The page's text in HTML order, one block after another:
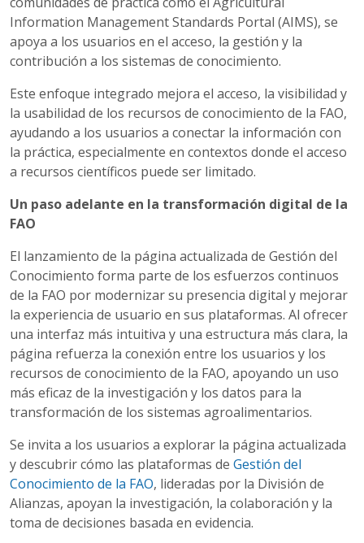
Information Management Standards Portal (AIMS), se
apoya a los usuarios en el acceso, la gestión y la
contribución a los sistemas de conocimiento.
Este enfoque integrado mejora el acceso, la visibilidad y
la usabilidad de los recursos de conocimiento de la FAO,
ayudando a los usuarios a conectar la información con
la práctica, especialmente en contextos donde el acceso
a recursos científicos puede ser limitado.
Un paso adelante en la transformación digital de la
FAO
El lanzamiento de la página actualizada de Gestión del
Conocimiento forma parte de los esfuerzos continuos
de la FAO por modernizar su presencia digital y mejorar
la experiencia de usuario en sus plataformas. Al ofrecer
una interfaz más intuitiva y una estructura más clara, la
página refuerza la conexión entre los usuarios y los
recursos de conocimiento de la FAO, apoyando un uso
más eficaz de la investigación y los datos para la
transformación de los sistemas agroalimentarios.
Se invita a los usuarios a explorar la página actualizada
y descubrir cómo las plataformas de Gestión del
Conocimiento de la FAO, lideradas por la División de
Alianzas, apoyan la investigación, la colaboración y la
toma de decisiones basada en evidencia.